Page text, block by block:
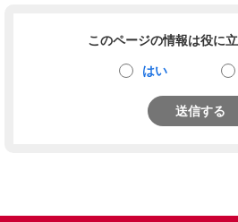
このページの情報は役に
はい
送信する